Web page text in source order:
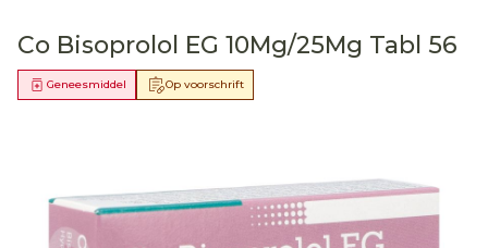
Co Bisoprolol EG 10Mg/25Mg Tabl 56
Op voorschrift
Geneesmiddel